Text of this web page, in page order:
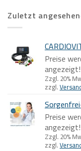
Zuletzt
Preise
Zzgl. 20%
zzgl.
Preise
Zzgl. 20%
zzgl.